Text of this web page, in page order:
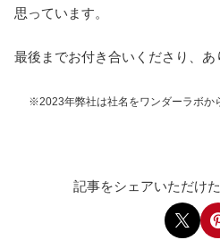
思っています。
最後までお付き合いくださり、あ
※2023年弊社は社名をワンダーラボか
記事をシェアいただけ